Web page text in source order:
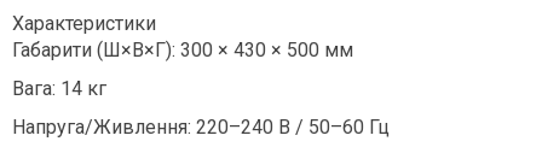
Характеристики
Габарити (Ш×В×Г): 300 × 430 × 500 мм
Вага: 14 кг
Напруга/Живлення: 220–240 В / 50–60 Гц